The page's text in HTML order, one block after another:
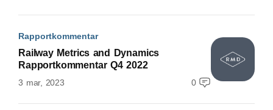
Rapportkommentar
Railway Metrics and Dynamics
Rapportkommentar Q4 2022
3 mar, 2023 0